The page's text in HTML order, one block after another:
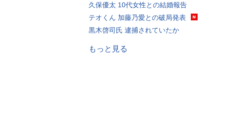
久保優太 10代女性との結婚報告
テオくん 加藤乃愛との破局発表
黒木啓司氏 逮捕されていたか
もっと見る